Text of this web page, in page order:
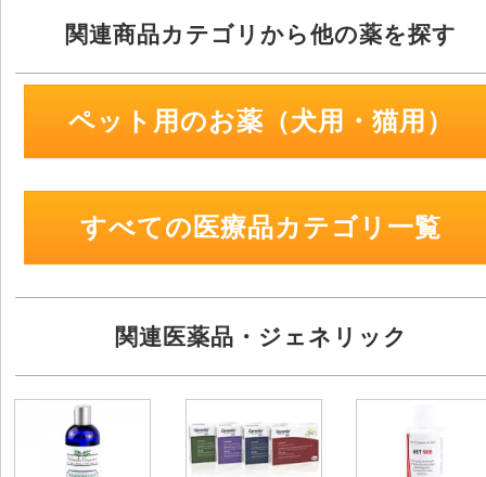
関連商品カテゴリから他の薬を探す
ペット用のお薬（犬用・猫用）
すべての医療品カテゴリ一覧
関連医薬品・ジェネリック